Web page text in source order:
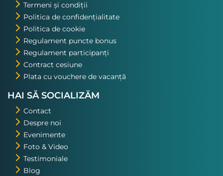
Termeni și condiții
Politica de confidențialitate
Politica de cookie
Regulament puncte bonus
Regulament participanți
Contract cesiune
Plata cu vouchere de vacanță
HAI SĂ SOCIALIZĂM
Contact
Despre noi
Evenimente
Foto & Video
Testimoniale
Blog